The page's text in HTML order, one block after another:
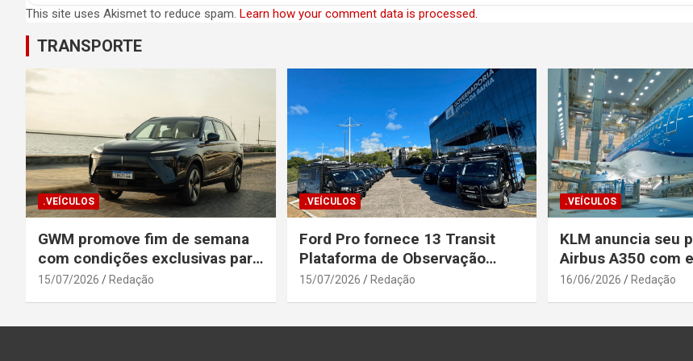
This site uses Akismet to reduce spam. Learn how your comment data is processed.
TRANSPORTE
.VEÍCULOS
GWM promove fim de semana
com condições exclusivas para
o Wey 07
15/07/2026 Redação
.VEÍCULOS
Ford Pro fornece 13 Transit
Plataforma de Observação
Elevada para a Secretaria de
15/07/2026 Redação
.VEÍCULOS
KLM anuncia seu
Airbus A350 com
prevista até o fim
16/06/2026 Redação